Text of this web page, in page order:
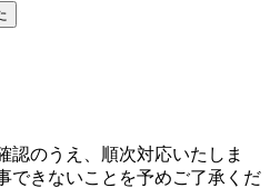
認のうえ、順次対応いたしま
できないことを予めご了承くだ